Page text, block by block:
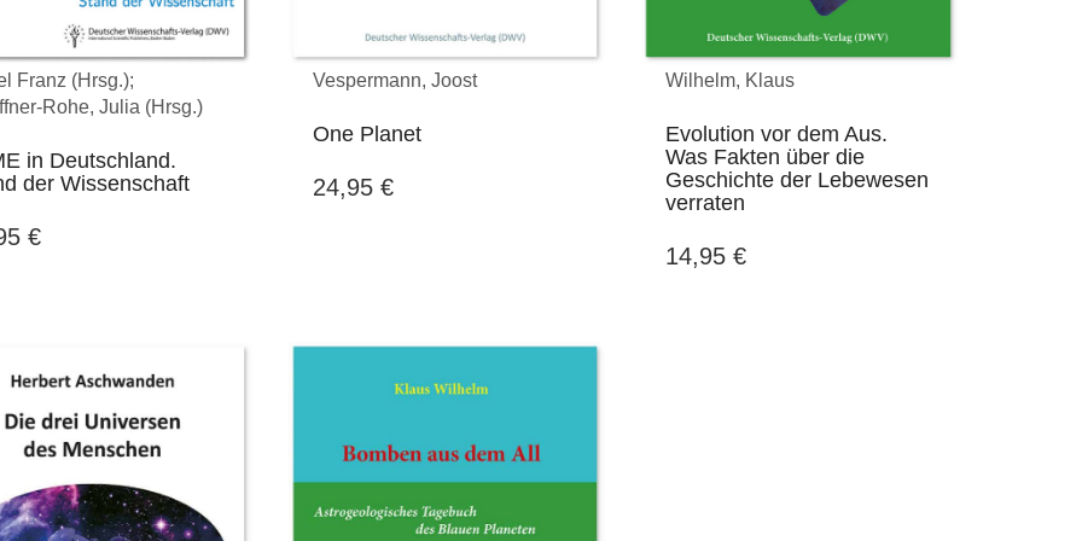
Franz (Hrsg.);
Rohe, Julia (Hrsg.)
in Deutschland.
der Wissenschaft
€
Vespermann, Joost
One Planet
24,95 €
Wilhelm, Klaus
Evolution vor dem Aus.
Was Fakten über die
Geschichte der Lebewesen
verraten
14,95€